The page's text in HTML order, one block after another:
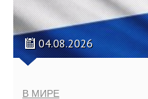
04.08.2026
В МИРЕ